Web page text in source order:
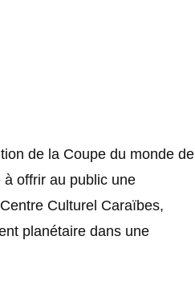
de la Coupe du monde de
offrir au public une
Culturel Caraïbes,
planétaire dans une